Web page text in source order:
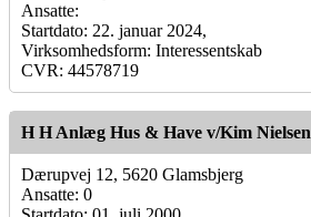
Ansatte:
Startdato: 22. januar 2024,
Virksomhedsform: Interessentskab
CVR: 44578719
H H Anlæg Hus & Have v/Kim Nielsen
Dærupvej 12, 5620 Glamsbjerg
Ansatte: 0